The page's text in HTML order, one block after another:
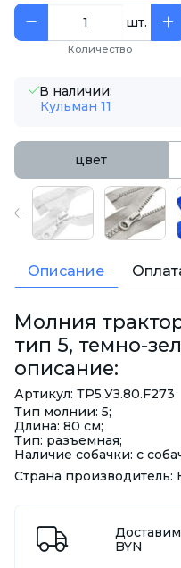
шт.
Количество
В наличии:
Кульман 11
цвет
Описание
Молния
тип 5, темно-
описание:
Артикул: ТР5.УЗ.80.F273
Тип молнии: 5;
Длина: 80 см;
Тип: разъемная;
Наличие собачки: с
Страна производитель:
BYN